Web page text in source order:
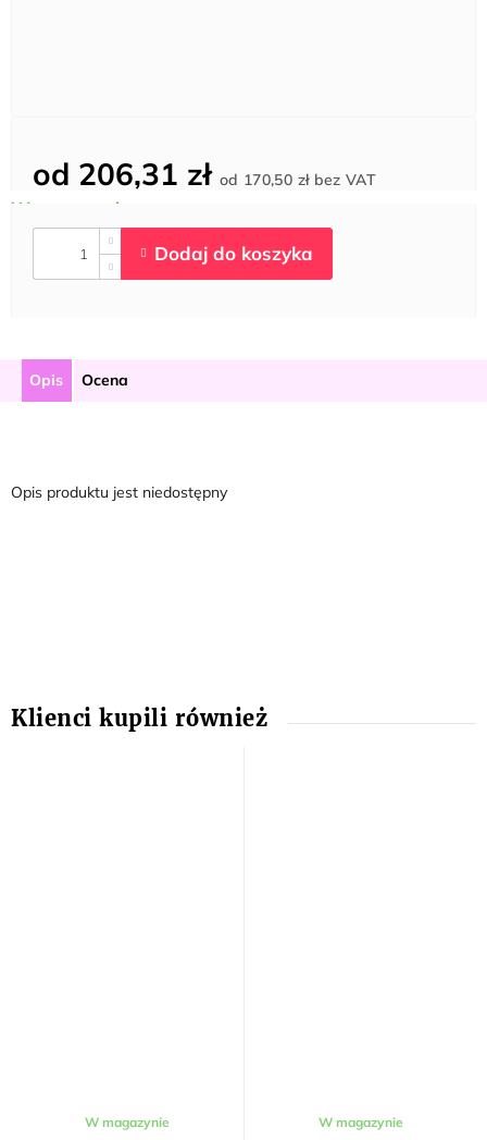
od 206,31 zł od 170,50 złbez VAT
Opis Ocena
Opis produktu jest niedostępny
W magazynie W magazynie